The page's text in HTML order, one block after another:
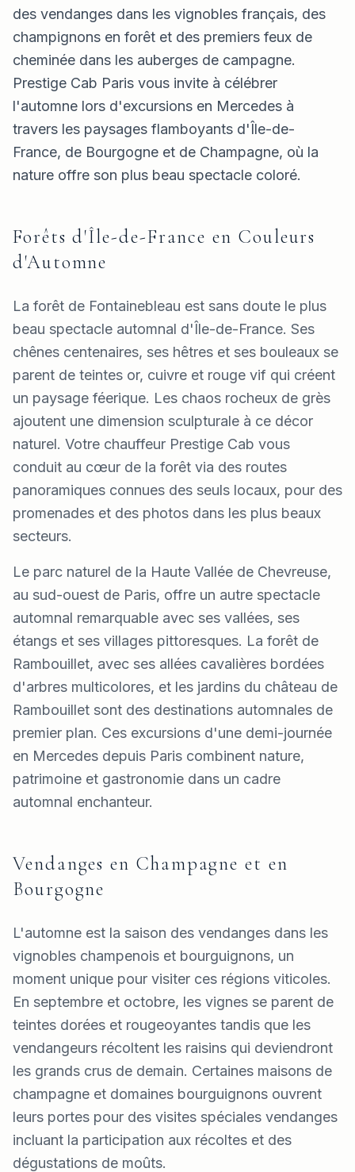
des vendanges dans les vignobles français, des
champignons en forêt et des premiers feux de
cheminée dans les auberges de campagne.
Prestige Cab Paris vous invite à célébrer
l'automne lors d'excursions en Mercedes à
travers les paysages flamboyants d'Île-de-
France, de Bourgogne et de Champagne, où la
nature offre son plus beau spectacle coloré.
Forêts d'Île-de-France en Couleurs
d'Automne
La forêt de Fontainebleau est sans doute le plus
beau spectacle automnal d'Île-de-France. Ses
chênes centenaires, ses hêtres et ses bouleaux se
parent de teintes or, cuivre et rouge vif qui créent
un paysage féerique. Les chaos rocheux de grès
ajoutent une dimension sculpturale à ce décor
naturel. Votre chauffeur Prestige Cab vous
conduit au cœur de la forêt via des routes
panoramiques connues des seuls locaux, pour des
promenades et des photos dans les plus beaux
secteurs.
Le parc naturel de la Haute Vallée de Chevreuse,
au sud-ouest de Paris, offre un autre spectacle
automnal remarquable avec ses vallées, ses
étangs et ses villages pittoresques. La forêt de
Rambouillet, avec ses allées cavalières bordées
d'arbres multicolores, et les jardins du château de
Rambouillet sont des destinations automnales de
premier plan. Ces excursions d'une demi-journée
en Mercedes depuis Paris combinent nature,
patrimoine et gastronomie dans un cadre
automnal enchanteur.
Vendanges en Champagne et en
Bourgogne
L'automne est la saison des vendanges dans les
vignobles champenois et bourguignons, un
moment unique pour visiter ces régions viticoles.
En septembre et octobre, les vignes se parent de
teintes dorées et rougeoyantes tandis que les
vendangeurs récoltent les raisins qui deviendront
les grands crus de demain. Certaines maisons de
champagne et domaines bourguignons ouvrent
leurs portes pour des visites spéciales vendanges
incluant la participation aux récoltes et des
dégustations de moûts.